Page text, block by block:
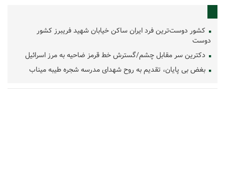
کشور دوست‌ترین فرد ایران ساکن خیابان شهید فریبرز کشور
دوست
دکترین سر مقابل چشم/گسترش خط قرمز ضاحیه به مرز اسرائیل
بغض بی پایان، تقدیم به روح شهدای مدرسه شجره طیبه میناب